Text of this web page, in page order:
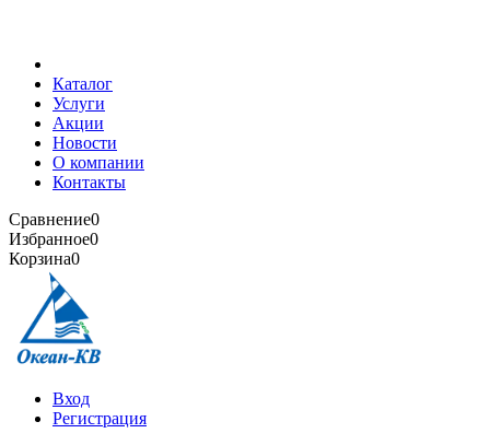
Каталог
Услуги
Акции
Новости
О компании
Контакты
Сравнение0
Избранное0
Корзина0
Вход
Регистрация